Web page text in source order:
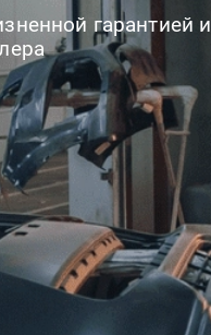
гарантией и